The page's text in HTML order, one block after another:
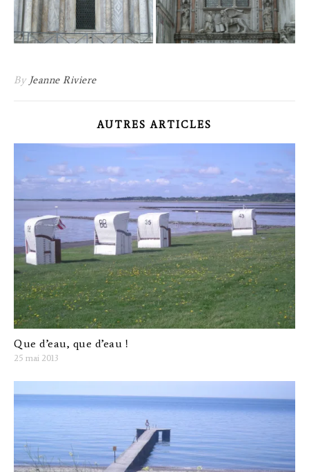
By Jeanne Riviere
AUTRES ARTICLES
Que d’eau, que d’eau !
25 mai 2013